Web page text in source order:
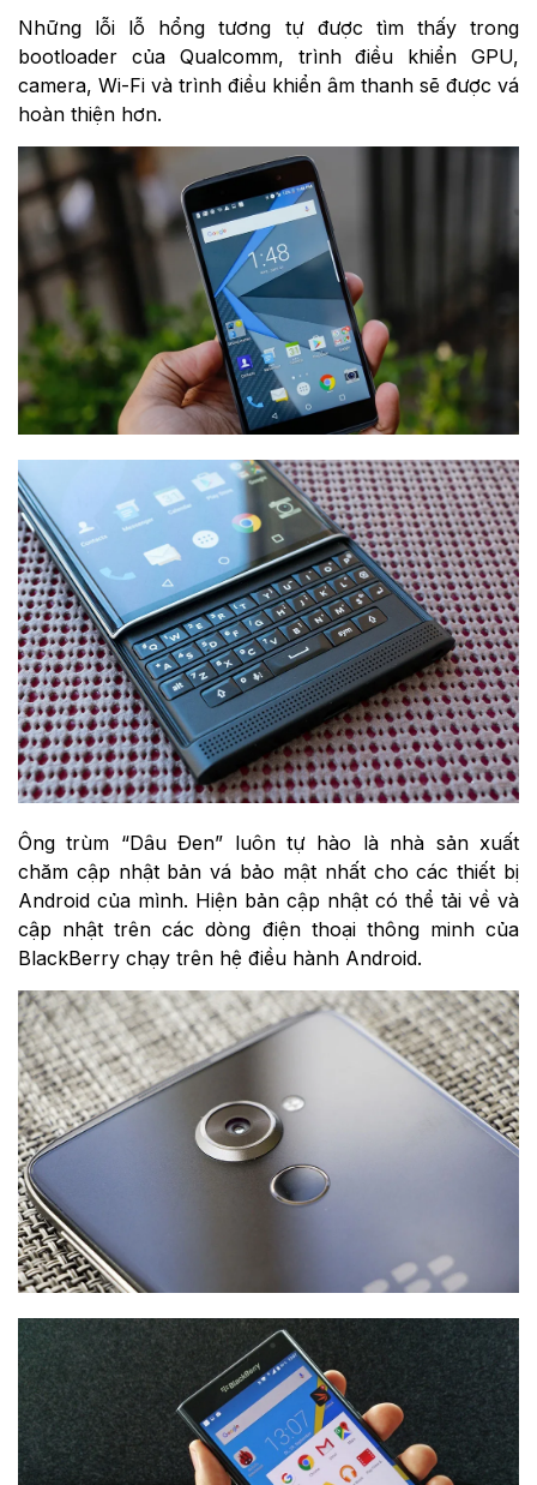
Những lỗi lỗ hổng tương tự được tìm thấy trong
bootloader của Qualcomm, trình điều khiển GPU,
camera, Wi-Fi và trình điều khiển âm thanh sẽ được vá
hoàn thiện hơn.
Ông trùm “Dâu Đen” luôn tự hào là nhà sản xuất
chăm cập nhật bản vá bảo mật nhất cho các thiết bị
Android của mình. Hiện bản cập nhật có thể tải về và
cập nhật trên các dòng điện thoại thông minh của
BlackBerry chạy trên hệ điều hành Android.